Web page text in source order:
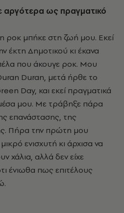
ως πραγματικό
ροκ μπήκε στη ζωή μου. Εκεί
έκτη Δημοτικού κι έκανα
που άκουγε ροκ. Μου
Duran, μετά ήρθε το
Day, και εκεί πραγματικά
μέσα μου. Με τράβηξε πάρα
επανάστασης, της
Πήρα την πρώτη μου
ενισχυτή κι άρχισα να
χάλια, αλλά δεν είχε
ένιωθα πως επιτέλους